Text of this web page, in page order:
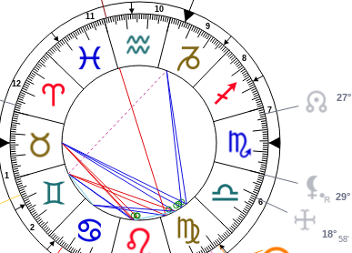
1
2
6
7
8
9
10
11
12
27°
18°
58'
29°